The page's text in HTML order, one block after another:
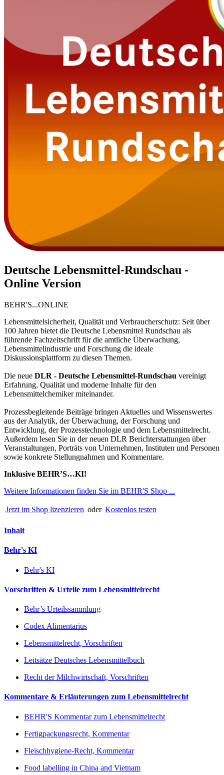
Deutsche Lebensmittel-Rundschau -
Online Version
BEHR'S...ONLINE
Lebensmittelsicherheit, Qualität und Verbraucherschutz: Seit über
100 Jahren bietet die Deutsche Lebensmittel Rundschau als
führende Fachzeitschrift für die amtliche Überwachung,
Lebensmittelindustrie und Forschung die ideale
Diskussionsplattform zu diesen Themen.
Die neue DLR - Deutsche Lebensmittel-Rundschau vereinigt
Erfahrung, Qualität und moderne Inhalte für den
Lebensmittelchemiker miteinander.
Prozessbegleitende Beiträge bringen Aktuelles und Wissenswertes
aus der Analytik, der Überwachung, der Forschung und
Entwicklung, der Prozesstechnologie und dem Lebensmittelrecht.
Außerdem lesen Sie in der neuen DLR Berichterstattungen über
Veranstaltungen, Porträts von Unternehmen, Instituten und Personen
sowie konkrete Stellungnahmen und Kommentare.
Inklusive BEHR’S…KI!
Weitere Informationen finden Sie im BEHR'S Shop ...
Jetzt im Shop lizenzieren oder Kostenlos testen
Inhalt
Behr's KI
Behr's KI
Vorschriften & Urteile zum Lebensmittelrecht
Behr’s Urteilssammlung
Codex Alimentarius
Lebensmittelrecht, Vorschriften
Leitsätze Deutsches Lebensmittelbuch
Recht der Milchwirtschaft, Vorschriften
Kommentare & Erläuterungen zum Lebensmittelrecht
BEHR'S Kommentar zum Lebensmittelrecht
Fertigpackungsrecht, Kommentar
Fleischhygiene-Recht, Kommentar
Food labelling in China and Vietnam